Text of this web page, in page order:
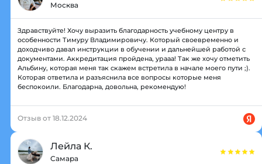
Москва
Здравствуйте! Хочу выразить благодарность учебному центру в
особенности Тимуру Владимировичу. Который своевременно и
доходчиво давал инструкции в обучении и дальнейшей работой с
документами. Аккредитация пройдена, урааа! Так же хочу отметить
Альбину, которая меня так скажем встретила в начале моего пути ;).
Которая ответила и разъяснила все вопросы которые меня
беспокоили. Благодарна, довольна, рекомендую!
Отзыв от 18.12.2024
Лейла К.
Самара